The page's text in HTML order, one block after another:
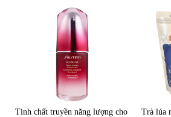
Tinh chất truyền năng lượng cho
Trà lúa